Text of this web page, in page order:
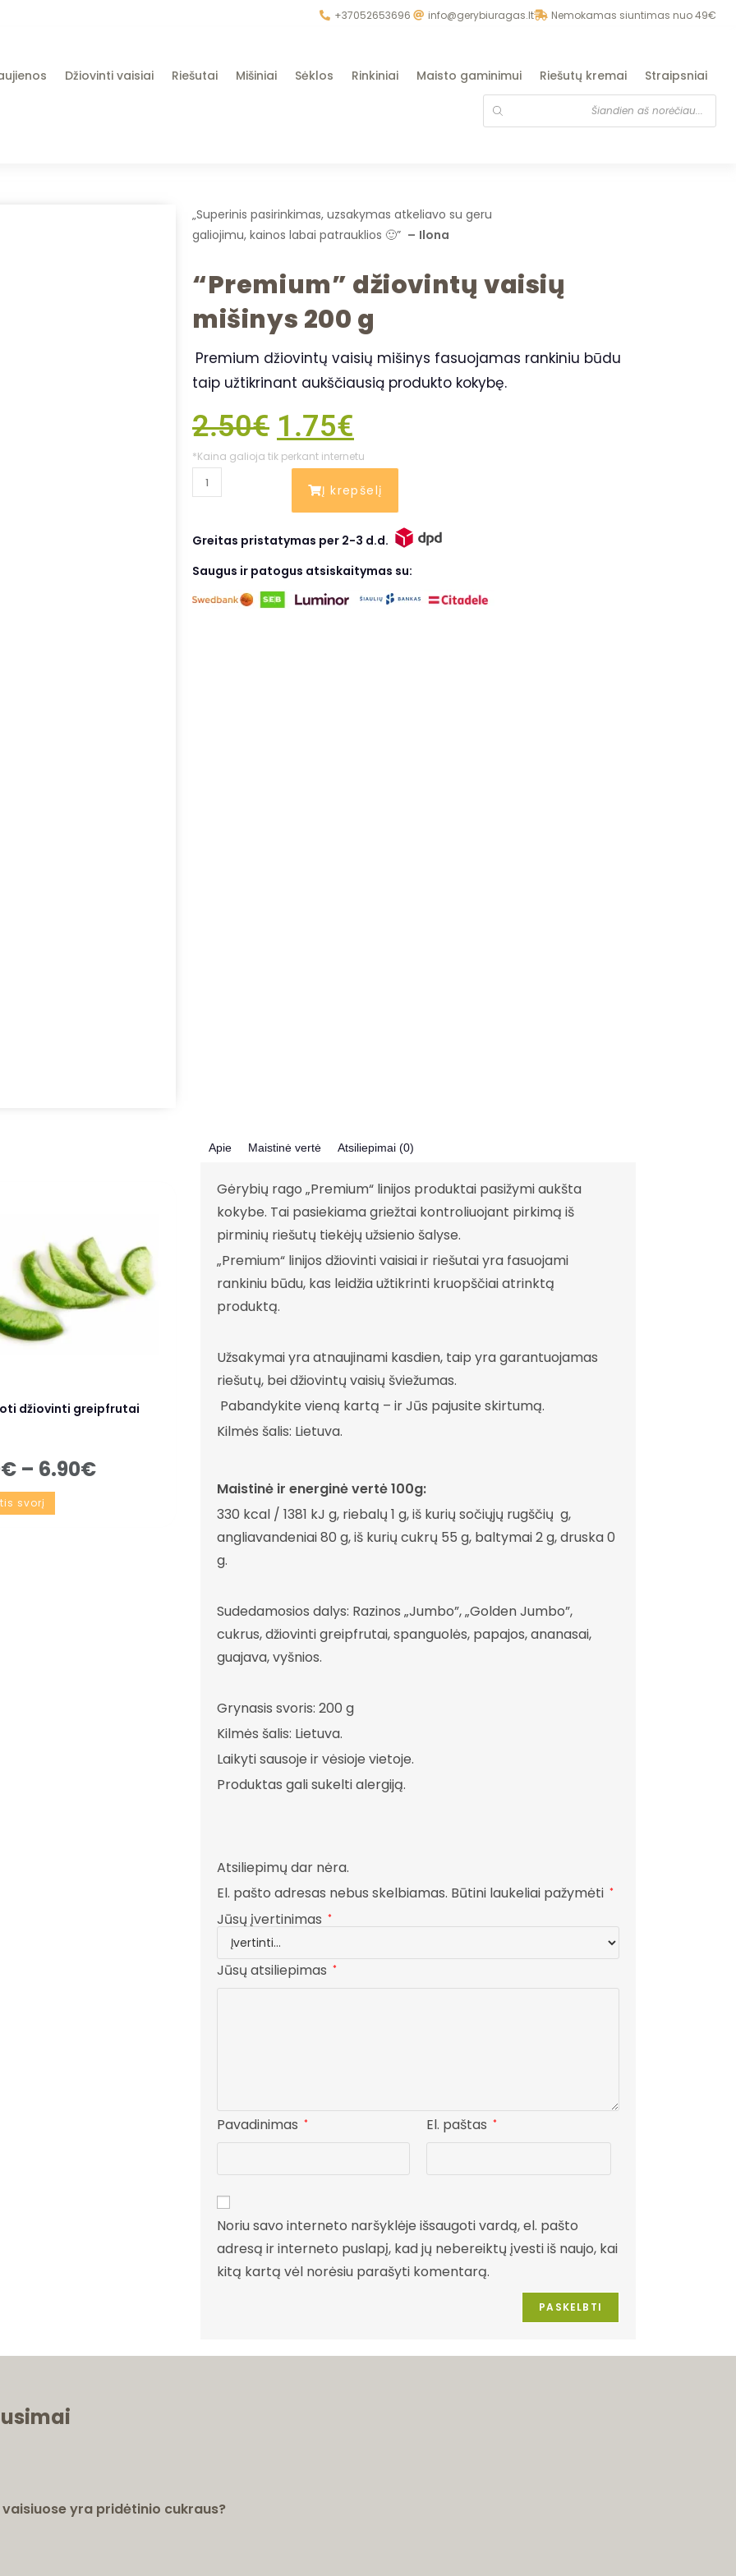
+37052653696 info@gerybiuragas.lt Nemokamas siuntimas nuo 49€
Džiovinti vaisiai Riešutai Mišiniai Sėklos Rinkiniai Maisto gaminimui Riešutų kremai Straipsniai
„Superinis pasirinkimas, uzsakymas atkeliavo su geru
galiojimu, kainos labai patrauklios 🙂” – Ilona
“Premium” džiovintų vaisių
mišinys 200 g
Premium džiovintų vaisių mišinys fasuojamas rankiniu būdu
taip užtikrinant aukščiausią produkto kokybę.
2.50€ 1.75€
*Kaina galioja tik perkant internetu
Į krepšelį
Greitas pristatymas per 2-3 d.d.
Saugus ir patogus atsiskaitymas su:
džiovinti greipfrutai
€ – 6.90€
svorį
Apie Maistinė vertė Atsiliepimai (0)
Gėrybių rago „Premium“ linijos produktai pasižymi aukšta
kokybe. Tai pasiekiama griežtai kontroliuojant pirkimą iš
pirminių riešutų tiekėjų užsienio šalyse.
„Premium“ linijos džiovinti vaisiai ir riešutai yra fasuojami
rankiniu būdu, kas leidžia užtikrinti kruopščiai atrinktą
produktą.
Užsakymai yra atnaujinami kasdien, taip yra garantuojamas
riešutų, bei džiovintų vaisių šviežumas.
Pabandykite vieną kartą – ir Jūs pajusite skirtumą.
Kilmės šalis: Lietuva.
Maistinė ir energinė vertė 100g:
330 kcal / 1381 kJ g, riebalų 1 g, iš kurių sočiųjų rugščių g,
angliavandeniai 80 g, iš kurių cukrų 55 g, baltymai 2 g, druska 0
g.
Sudedamosios dalys: Razinos „Jumbo”, „Golden Jumbo”,
cukrus, džiovinti greipfrutai, spanguolės, papajos, ananasai,
guajava, vyšnios.
Grynasis svoris: 200 g
Kilmės šalis: Lietuva.
Laikyti sausoje ir vėsioje vietoje.
Produktas gali sukelti alergiją.
Atsiliepimų dar nėra.
El. pašto adresas nebus skelbiamas. Būtini laukeliai pažymėti *
Jūsų įvertinimas *
Jūsų atsiliepimas *
Pavadinimas * El. paštas *
Noriu savo interneto naršyklėje išsaugoti vardą, el. pašto
adresą ir interneto puslapį, kad jų nebereiktų įvesti iš naujo, kai
kitą kartą vėl norėsiu parašyti komentarą.
yra pridėtinio cukraus?